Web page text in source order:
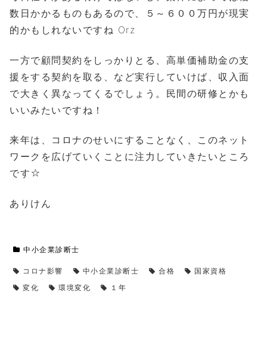
数日かかるものもあるので、５～６００万円が現実
的かもしれないですね Orz
一方で顧問契約をしっかりとる、高単価補助金の支
援をする契約を取る、など実行していけば、収入面
で大きく異なってくるでしょう。民間の研修とかも
いいみたいですね！
来年は、コロナのせいにすることなく、このネット
ワークを広げていくことに注力していきたいところ
です☆
ありけん
中小企業診断士
コロナ影響 中小企業診断士 合格
国家資格
変化
環境変化 １年